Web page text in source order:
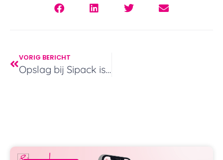
VORIG BERICHT
Opslag bij Sipack is net even anders en toch secuur